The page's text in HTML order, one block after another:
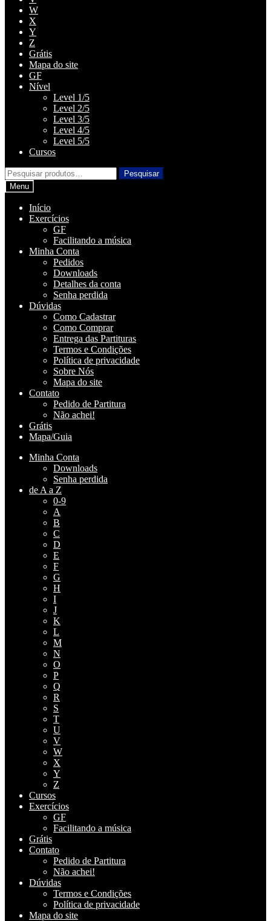
W
X
Y
Z
Grátis
Mapa do site
GF
Nível
Level 1/5
Level 2/5
Level 3/5
Level 4/5
Level 5/5
Cursos
Pesquisar
por:
Pesquisar
Menu
Início
Exercícios
GF
Facilitando a música
Minha Conta
Pedidos
Downloads
Detalhes da conta
Senha perdida
Dúvidas
Como Cadastrar
Como Comprar
Entrega das Partituras
Termos e Condições
Política de privacidade
Sobre Nós
Mapa do site
Contato
Pedido de Partitura
Não achei!
Grátis
Mapa/Guia
Minha Conta
Downloads
Senha perdida
de A a Z
0-9
A
B
C
D
E
F
G
H
I
J
K
L
M
N
O
P
Q
R
S
T
U
V
W
X
Y
Z
Cursos
Exercícios
GF
Facilitando a música
Grátis
Contato
Pedido de Partitura
Não achei!
Dúvidas
Termos e Condições
Política de privacidade
Mapa do site